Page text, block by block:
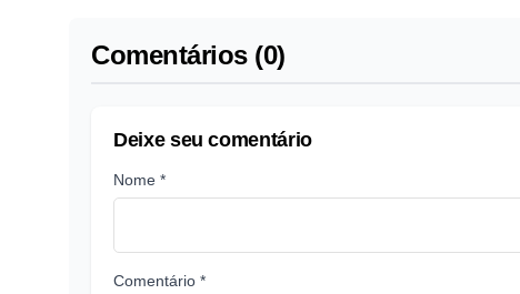
Comentários (0)
Deixe seu comentário
Nome *
Comentário *